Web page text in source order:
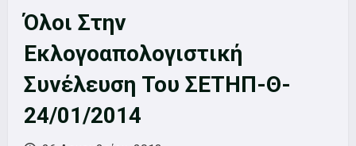
Όλοι Στην
Εκλογοαπολογιστική
Συνέλευση Του ΣΕΤΗΠ-Θ-
24/01/2014